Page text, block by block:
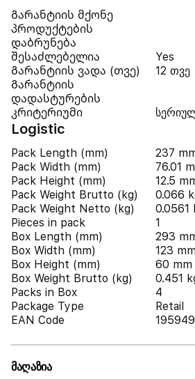
Გარანტიის მქონე
პროდუქტების
დაბრუნება
შესაძლებელია
Yes
Გარანტიის ვადა (თვე)
12 თვე
Გარანტიის
დადასტურების
კრიტერიუმი
Logistic
Pack Length (mm)
237
Pack Width (mm)
76.01
Pack Height (mm)
12.5
Pack Weight Brutto (kg)
0.066
Pack Weight Netto (kg)
0.0561
Pieces in pack
1
Box Length (mm)
293
Box Width (mm)
123 mm
Box Height (mm)
60 mm
Box Weight Brutto (kg)
0.451
Packs in Box
4
Package Type
Retail
EAN Code
მაღაზია